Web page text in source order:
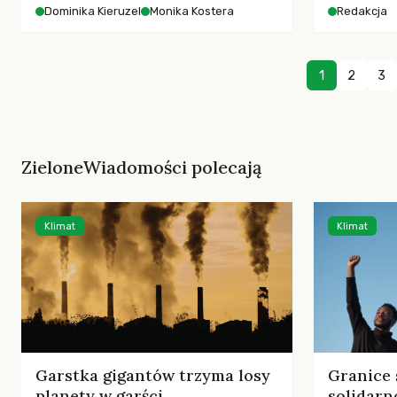
współczesnego miasta.
Dominika Kieruzel Monika Kostera Redakcja
1 2 3
ZieloneWiadomości polecają
Garstka gigantów trzyma losy
Klimat
Granice
Klimat